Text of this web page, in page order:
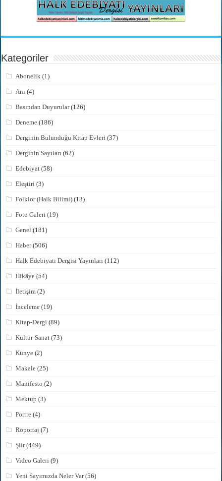
Kategoriler
Abonelik (1)
Anı (4)
Basından Duyurular(126)
Deneme (186)
Derginin Bulunduğu Kitap Evleri (37)
Derginin Sayıları (62)
Edebiyat (58)
Eleştiri (3)
Folklor (Halk Bilimi) (13)
Foto Galeri (19)
Genel (181)
Haber(506)
Halk Edebiyatı Dergisi Yayınları (112)
Hikâye (54)
İletişim (2)
İnceleme (19)
Kitap-Dergi (89)
Kültür-Sanat (73)
Künye (2)
Makale (25)
Manifesto (2)
Mektup (3)
Portre (4)
Röportaj (7)
Şiir(449)
Video Galeri (9)
Yeni Sayımızda Neler Var(56)